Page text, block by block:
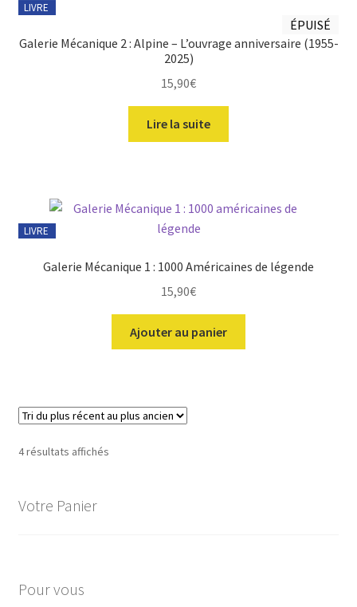
LIVRE
ÉPUISÉ
Galerie Mécanique 2 : Alpine – L’ouvrage anniversaire (1955-
2025)
15,90€
Lire la suite
LIVRE
Galerie Mécanique 1 : 1000 Américaines de légende
15,90€
Ajouter au panier
4 résultats affichésTrié
Votre Panier
Pour vous